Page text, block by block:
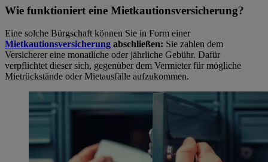
Wie funktioniert eine Mietkautionsversicherung?
Eine solche Bürgschaft können Sie in Form einer
Mietkautionsversicherung abschließen: Sie zahlen dem
Versicherer eine monatliche oder jährliche Gebühr. Dafür
verpflichtet dieser sich, gegenüber dem Vermieter für mögliche
Mietrückstände oder Mietausfälle aufzukommen.